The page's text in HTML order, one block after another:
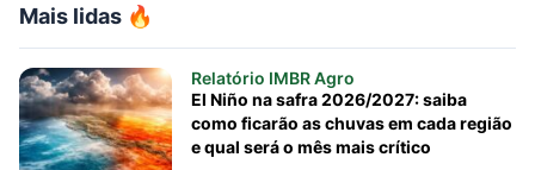
Mais lidas 🔥
Relatório IMBR Agro
El Niño na safra 2026/2027: saiba
como ficarão as chuvas em cada região
e qual será o mês mais crítico